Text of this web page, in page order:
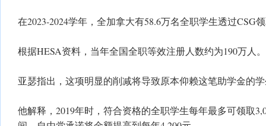
在2023-2024学年，全加拿大有58.6万名全职学生透过CSG
根据HESA资料，当年全国全职等效注册人数约为190万人。
亚瑟指出，这项明显的削减将导致原本仰赖这笔助学金的
他解释，2019年时，符合资格的全职学生每年最多可领取